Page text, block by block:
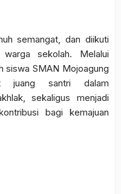
semangat, dan diikuti
sekolah. Melalui
siswa SMAN Mojoagung
juang santri dalam
sekaligus menjadi
bagi kemajuan